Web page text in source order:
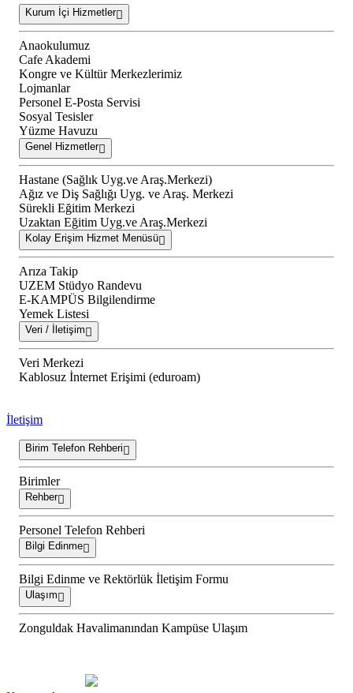
Kurum İçi Hizmetler
Anaokulumuz
Cafe Akademi
Kongre ve Kültür Merkezlerimiz
Lojmanlar
Personel E-Posta Servisi
Sosyal Tesisler
Yüzme Havuzu
Genel Hizmetler
Hastane (Sağlık Uyg.ve Araş.Merkezi)
Ağız ve Diş Sağlığı Uyg. ve Araş. Merkezi
Sürekli Eğitim Merkezi
Uzaktan Eğitim Uyg.ve Araş.Merkezi
Kolay Erişim Hizmet Menüsü
Arıza Takip
UZEM Stüdyo Randevu
E-KAMPÜS Bilgilendirme
Yemek Listesi
Veri / İletişim
Veri Merkezi
Kablosuz İnternet Erişimi (eduroam)
İletişim
Birim Telefon Rehberi
Birimler
Rehber
Personel Telefon Rehberi
Bilgi Edinme
Bilgi Edinme ve Rektörlük İletişim Formu
Ulaşım
Zonguldak Havalimanından Kampüse Ulaşım